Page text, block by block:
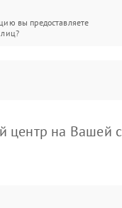
вы предоставляете
центр на Вашей